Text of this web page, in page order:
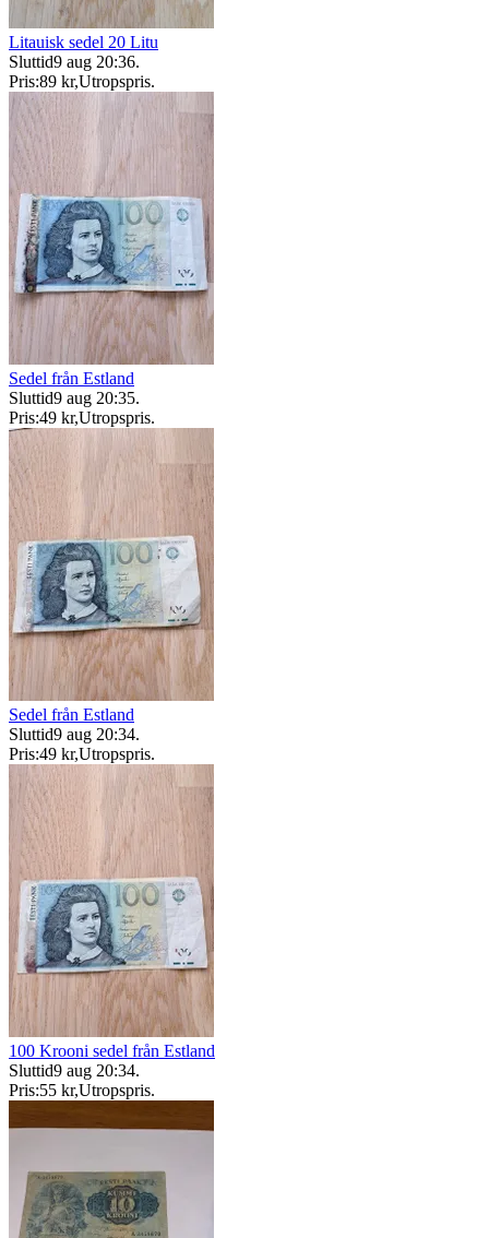
Litauisk sedel 20 Litu
Sluttid9 aug 20:36.
Pris:89 kr,Utropspris.
Sedel från Estland
Sluttid9 aug 20:35.
Pris:49 kr,Utropspris.
Sedel från Estland
Sluttid9 aug 20:34.
Pris:49 kr,Utropspris.
100 Krooni sedel från Estland
Sluttid9 aug 20:34.
Pris:55 kr,Utropspris.